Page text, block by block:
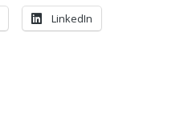
LinkedIn